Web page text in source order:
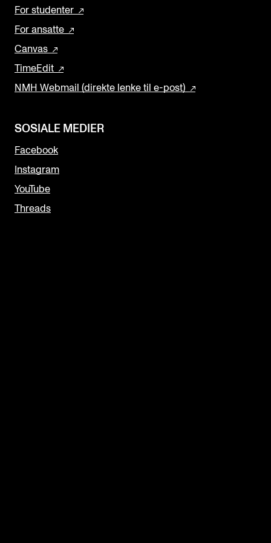
For studenter
For ansatte
Canvas
TimeEdit
NMH Webmail (direkte lenke til e-post)
SOSIALE MEDIER
Facebook
Instagram
YouTube
Threads